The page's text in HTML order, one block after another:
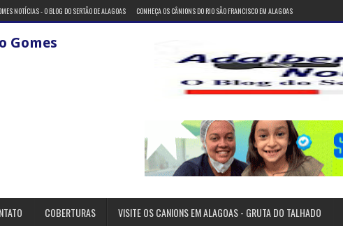
NOTÍCIAS - O BLOG DO SERTÃO DE ALAGOAS CONHEÇA OS CÂNIONS DO RIO SÃO FRANCISCO EM ALAGOAS
Gomes
COBERTURAS VISITE OS CANIONS EM ALAGOAS - GRUTA DO TALHADO